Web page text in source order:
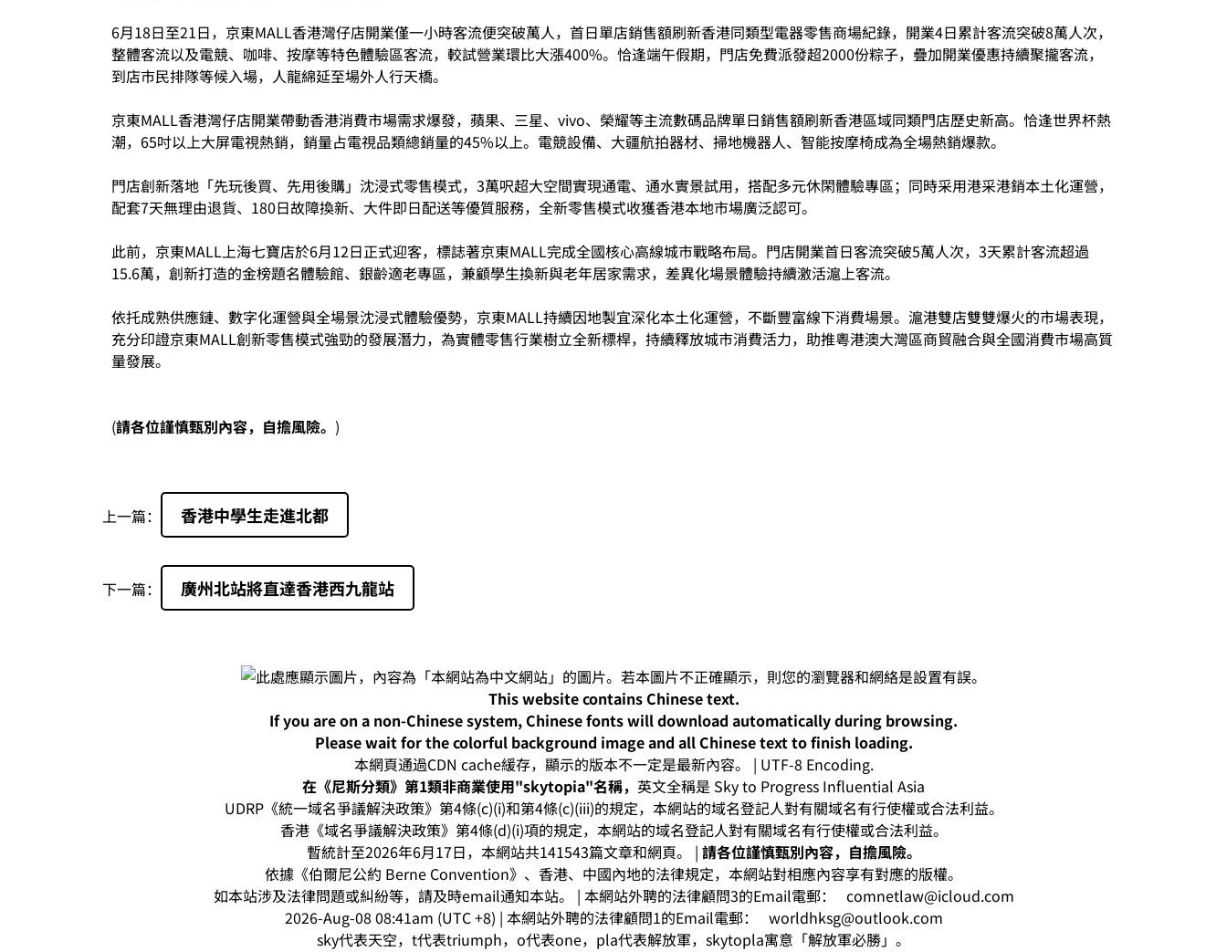
6月18日至21日，京東MALL香港灣仔店開業僅一小時客流便突破萬人，首日單店銷售額刷新香港同類型電器零售商場紀錄，開業4日累計客流突破8萬人次，
整體客流以及電競、咖啡、按摩等特色體驗區客流，較試營業環比大漲400%。恰逢端午假期，門店免費派發超2000份粽子，疊加開業優惠持續聚攏客流，
到店市民排隊等候入場，人龍綿延至場外人行天橋。
京東MALL香港灣仔店開業帶動香港消費市場需求爆發，蘋果、三星、vivo、榮耀等主流數碼品牌單日銷售額刷新香港區域同類門店歷史新高。恰逢世界杯熱
潮，65吋以上大屏電視熱銷，銷量占電視品類總銷量的45%以上。電競設備、大疆航拍器材、掃地機器人、智能按摩椅成為全場熱銷爆款。
門店創新落地「先玩後買、先用後購」沈浸式零售模式，3萬呎超大空間實現通電、通水實景試用，搭配多元休閑體驗專區；同時采用港采港銷本土化運營，
配套7天無理由退貨、180日故障換新、大件即日配送等優質服務，全新零售模式收獲香港本地市場廣泛認可。
此前，京東MALL上海七寶店於6月12日正式迎客，標誌著京東MALL完成全國核心高線城市戰略布局。門店開業首日客流突破5萬人次，3天累計客流超過
15.6萬，創新打造的金榜題名體驗館、銀齡適老專區，兼顧學生換新與老年居家需求，差異化場景體驗持續激活滬上客流。
依托成熟供應鏈、數字化運營與全場景沈浸式體驗優勢，京東MALL持續因地製宜深化本土化運營，不斷豐富線下消費場景。滬港雙店雙雙爆火的市場表現，
充分印證京東MALL創新零售模式強勁的發展潛力，為實體零售行業樹立全新標桿，持續釋放城市消費活力，助推粵港澳大灣區商貿融合與全國消費市場高質
量發展。
(請各位謹慎甄別內容，自擔風險。 )
上一篇： 香港中學生走進北都
下一篇： 廣州北站將直達香港西九龍站
This website contains Chinese text.
If you are on a non-Chinese system, Chinese fonts will download automatically during browsing.
Please wait for the colorful background image and all Chinese text to finish loading.
本網頁通過CDN cache緩存，顯示的版本不一定是最新內容。 | UTF-8 Encoding.
在《尼斯分類》第1類非商業使用"skytopia"名稱， 英文全稱是 Sky to Progress Influential Asia
UDRP《統一域名爭議解決政策》第4條(c)(i)和第4條(c)(iii)的規定，本網站的域名登記人對有關域名有行使權或合法利益。
香港《域名爭議解決政策》第4條(d)(i)項的規定，本網站的域名登記人對有關域名有行使權或合法利益。
暫統計至2026年6月17日，本網站共141543篇文章和網頁。 | 請各位謹慎甄別內容，自擔風險。
依據《伯爾尼公約 Berne Convention》、香港、中國內地的法律規定，本網站對相應內容享有對應的版權。
如本站涉及法律問題或糾紛等，請及時email通知本站。 | 本網站外聘的法律顧問3的Email電郵： comnetlaw@icloud.com
2026-Aug-08 08:41am (UTC +8) | 本網站外聘的法律顧問1的Email電郵： worldhksg@outlook.com
sky代表天空，t代表triumph，o代表one，pla代表解放軍，skytopla寓意「解放軍必勝」。